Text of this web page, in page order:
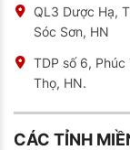
Tại NAT, bạn
vấn nhiệt
kiểm tra trước
Tại NAT, bạn
Khi đến với
ra, bạn còn
cách để đảm
QL3 Dược Hạ,
Sóc Sơn, HN
TDP số 6, Phúc
Thọ, HN.
CÁC TỈNH